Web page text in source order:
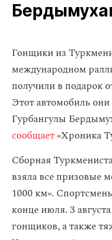
Гонщики из
международном
получили в подарок
Этот автомобиль
Гурбангулы
сообщает«Хроника
Сборная
взяла все призовые
1000 км».
конце июля. 3
гонщиков, а также